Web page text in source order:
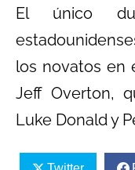
El único
los novatos en
Jeff Overton,
Luke Donald y